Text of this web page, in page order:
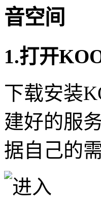
音空间
1.打开
下载安装
建好的服
据自己的